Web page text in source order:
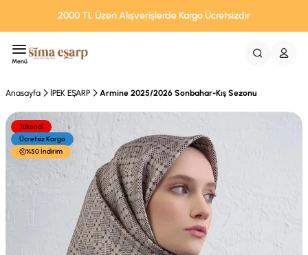
2000 TL Üzeri Alışverişlerde Kargo Ücretsizdir
Menü
Anasayfa İPEK EŞARP Armine 2025/2026 Sonbahar-Kış Sezonu
Tükendi
Ücretsiz Kargo
%50 İndirim